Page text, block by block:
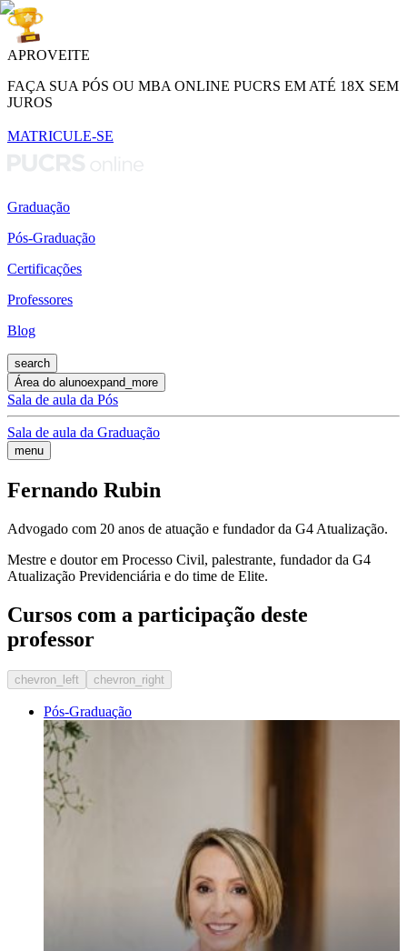
APROVEITE
FAÇA SUA PÓS OU MBA ONLINE PUCRS EM ATÉ 18X SEM
JUROS
MATRICULE-SE
Graduação
Pós-Graduação
Certificações
Professores
Blog
search
Área do alunoexpand_more
Sala de aula da Pós
Sala de aula da Graduação
menu
Fernando Rubin
Advogado com 20 anos de atuação e fundador da G4 Atualização.
Mestre e doutor em Processo Civil, palestrante, fundador da G4
Atualização Previdenciária e do time de Elite.
Cursos com a participação deste
professor
chevron_left chevron_right
Pós-Graduação